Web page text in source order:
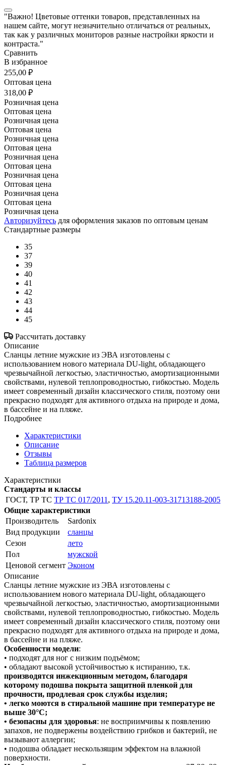
"Важно! Цветовые оттенки товаров, представленных на
нашем сайте, могут незначительно отличаться от реальных,
так как у различных мониторов разные настройки яркости и
контраста."
Сравнить
В избранное
255,00 ₽
Оптовая цена
318,00 ₽
Розничная цена
Оптовая цена
Розничная цена
Оптовая цена
Розничная цена
Оптовая цена
Розничная цена
Оптовая цена
Розничная цена
Оптовая цена
Розничная цена
Оптовая цена
Розничная цена
Авторизуйтесь для оформления заказов по оптовым ценам
Стандартные размеры
35
37
39
40
41
42
43
44
45
Рассчитать доставку
Описание
Сланцы летние мужские из ЭВА изготовлены с
использованием нового материала DU-light, обладающего
чрезвычайной легкостью, эластичностью, амортизационными
свойствами, нулевой теплопроводностью, гибкостью. Модель
имеет современный дизайн классического стиля, поэтому они
прекрасно подходят для активного отдыха на природе и дома,
в бассейне и на пляже.
Подробнее
Характеристики
Описание
Отзывы
Таблица размеров
Характеристики
Стандарты и классы
ГОСТ, ТР ТС ТР ТС 017/2011 , ТУ 15.20.11-003-31713188-2005
Общие характеристики
Производитель
Sardonix
Вид продукции
сланцы
Сезон
лето
Пол
мужской
Ценовой сегмент Эконом
Описание
Сланцы летние мужские из ЭВА изготовлены с
использованием нового материала DU-light, обладающего
чрезвычайной легкостью, эластичностью, амортизационными
свойствами, нулевой теплопроводностью, гибкостью. Модель
имеет современный дизайн классического стиля, поэтому они
прекрасно подходят для активного отдыха на природе и дома,
в бассейне и на пляже.
Особенности модели:
• подходят для ног с низким подъёмом;
• обладают высокой устойчивостью к истиранию, т.к.
производятся инжекционным методом, благодаря
которому подошва покрыта защитной пленкой для
прочности, продлевая срок службы изделия;
• легко моются в стиральной машине при температуре не
выше 30°С;
• безопасны для здоровья: не восприимчивы к появлению
запахов, не подвержены воздействию грибков и бактерий, не
вызывают аллергии;
• подошва обладает нескользящим эффектом на влажной
поверхности.